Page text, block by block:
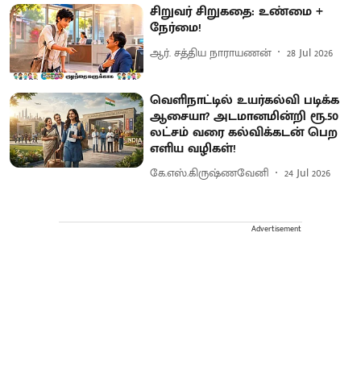
சிறுவர் சிறுகதை: உண்மை +
நேர்மை!
ஆர். சத்திய நாராயணன் 28 Jul 2026
வெளிநாட்டில் உயர்கல்வி படிக்க
ஆசையா? அடமானமின்றி ரூ.50
லட்சம் வரை கல்விக்கடன் பெற
எளிய வழிகள்!
கே.எஸ்.கிருஷ்ணவேனி 24 Jul 2026
Advertisement